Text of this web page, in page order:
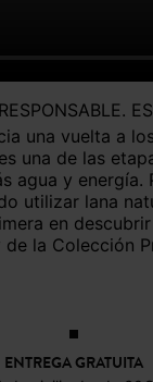
una de las
agua y energía.
utilizar lana
en
de la Colección
ENTREGA GRATUITA